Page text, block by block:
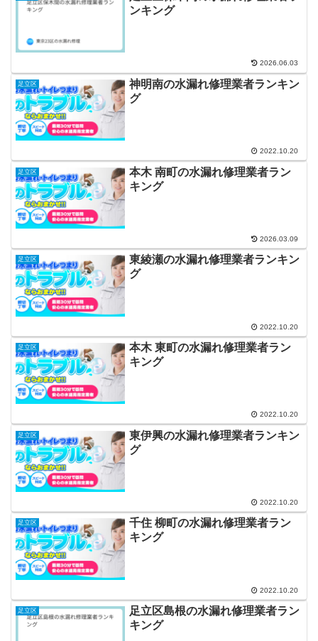
ンキング
2026.06.03
足立区
神明南の水漏れ修理業者ランキン
グ
2022.10.20
足立区
本木 南町の水漏れ修理業者ラン
キング
2026.03.09
足立区
東綾瀬の水漏れ修理業者ランキン
グ
2022.10.20
足立区
本木 東町の水漏れ修理業者ラン
キング
2022.10.20
足立区
東伊興の水漏れ修理業者ランキン
グ
2022.10.20
足立区
千住 柳町の水漏れ修理業者ラン
キング
2022.10.20
足立区
足立区島根の水漏れ修理業者ラン
キング